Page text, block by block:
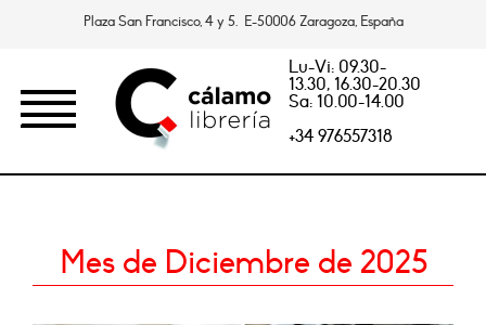
Plaza San Francisco, 4 y 5. E-50006 Zaragoza, España
Lu-Vi: 09.30-
13.30, 16.30-20.30
Sa: 10.00-14.00
+34 976557318
Mes de Diciembre de 2025